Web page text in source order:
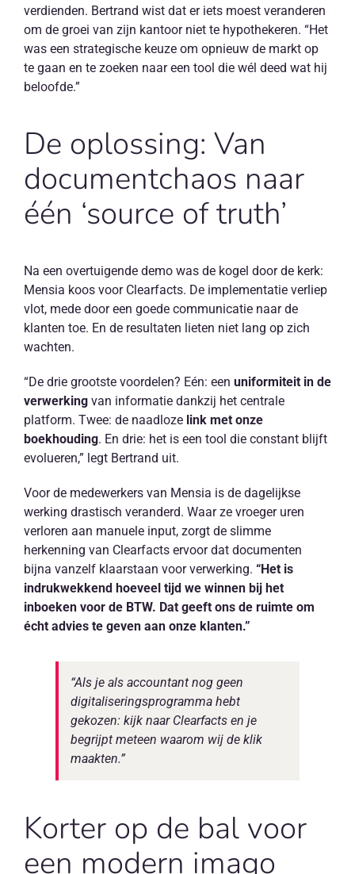
verdienden. Bertrand wist dat er iets moest veranderen
om de groei van zijn kantoor niet te hypothekeren. “Het
was een strategische keuze om opnieuw de markt op
te gaan en te zoeken naar een tool die wél deed wat hij
beloofde.”
De oplossing: Van
documentchaos naar
één ‘source of truth’
Na een overtuigende demo was de kogel door de kerk:
Mensia koos voor Clearfacts. De implementatie verliep
vlot, mede door een goede communicatie naar de
klanten toe. En de resultaten lieten niet lang op zich
wachten.
“De drie grootste voordelen? Eén: een uniformiteit in de
verwerkingvan informatie dankzij het centrale
platform. Twee: de naadloze link met onze
boekhouding. En drie: het is een tool die constant blijft
evolueren,” legt Bertrand uit.
Voor de medewerkers van Mensia is de dagelijkse
werking drastisch veranderd. Waar ze vroeger uren
verloren aan manuele input, zorgt de slimme
herkenning van Clearfacts ervoor dat documenten
bijna vanzelf klaarstaan voor verwerking. “Het is
indrukwekkend hoeveel tijd we winnen bij het
inboeken voor de BTW. Dat geeft ons de ruimte om
écht advies te geven aan onze klanten.”
“Als je als accountant nog geen
digitaliseringsprogramma hebt
gekozen: kijk naar Clearfacts en je
begrijpt meteen waarom wij de klik
maakten.”
Korter op de bal voor
een modern imago